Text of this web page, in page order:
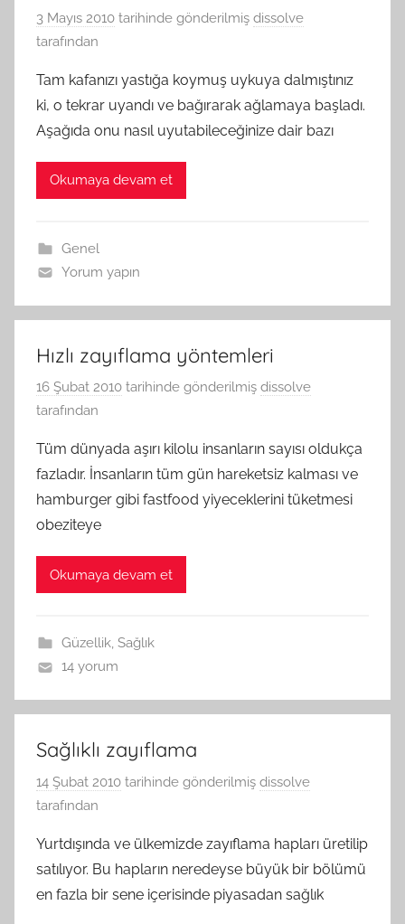
3 Mayıs 2010 tarihinde gönderilmiş dissolve
tarafından
Tam kafanızı yastığa koymuş uykuya dalmıştınız
ki, o tekrar uyandı ve bağırarak ağlamaya başladı.
Aşağıda onu nasıl uyutabileceğinize dair bazı
Okumaya devam et
Genel
Yorum yapın
Hızlı zayıflama yöntemleri
16 Şubat 2010 tarihinde gönderilmiş dissolve
tarafından
Tüm dünyada aşırı kilolu insanların sayısı oldukça
fazladır. İnsanların tüm gün hareketsiz kalması ve
hamburger gibi fastfood yiyeceklerini tüketmesi
obeziteye
Okumaya devam et
Güzellik, Sağlık
14 yorum
Sağlıklı zayıflama
14 Şubat 2010 tarihinde gönderilmiş dissolve
tarafından
Yurtdışında ve ülkemizde zayıflama hapları üretilip
satılıyor. Bu hapların neredeyse büyük bir bölümü
en fazla bir sene içerisinde piyasadan sağlık